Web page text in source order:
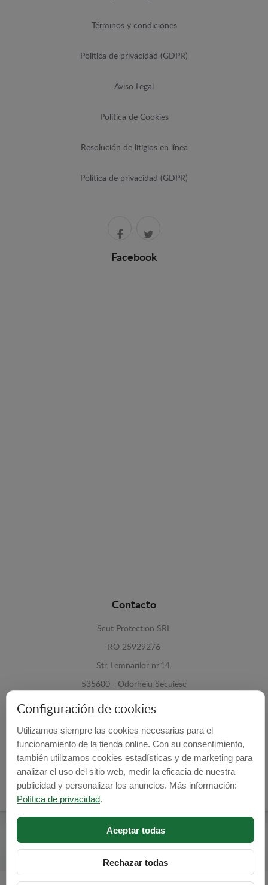
Términos y condiciones
Política de privacidad (GDPR)
Aviso Legal
Política de Cookies
Resolución de litigios en línea
Política de privacidad (GDPR)
Facebook
Contacto
Scut Protection SRL
RO 25929276
Str. Lemnarilor nr.14.
535600 - Odorheiu Secuiesc
Harghita, Romania
E-mail: info@cubrecarter.com
Site: www.cubrecarter.com
Cubre Carter -© 2026
Configuración de cookies
Utilizamos siempre las cookies necesarias para el
funcionamiento de la tienda online. Con su consentimiento,
también utilizamos cookies estadísticas y de marketing para
analizar el uso del sitio web, medir la eficacia de nuestra
publicidad y personalizar los anuncios. Más información:
Política de privacidad.
Aceptar todas
Rechazar todas